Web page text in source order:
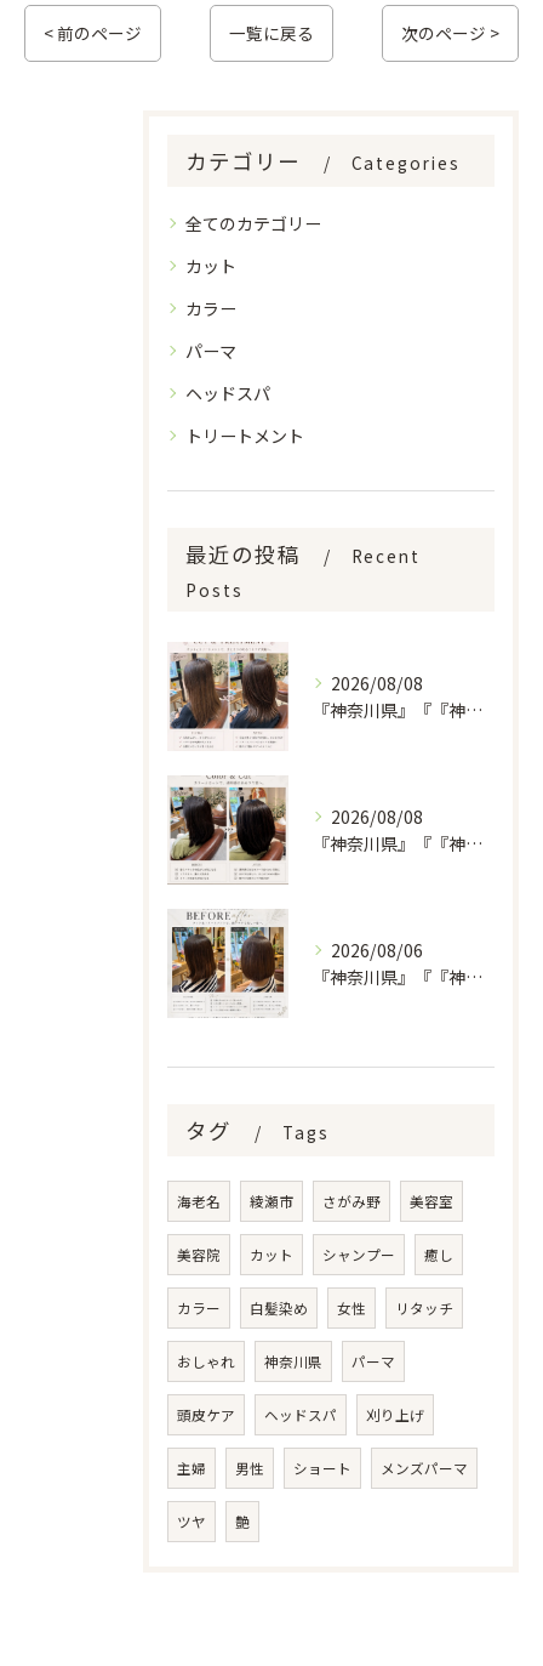
< 前のページ 一覧に戻る 次のページ >
カテゴリー Categories
全てのカテゴリー
カット
カラー
パーマ
ヘッドスパ
トリートメント
最近の投稿
Recent
Posts
2026/08/08
『神奈川県』『『神奈川県』『綾瀬市』『海老名市』『美容室』
2026/08/08
『神奈川県』『『神奈川県』『綾瀬市』『海老名市』『美容室』
2026/08/06
『神奈川県』『『神奈川県』『綾瀬市』『海老名市』『美容室』
タグ Tags
海老名 綾瀬市 さがみ野 美容室
美容院 カット シャンプー 癒し
カラー 白髪染め 女性 リタッチ
おしゃれ 神奈川県 パーマ
頭皮ケア ヘッドスパ 刈り上げ
主婦 男性 ショート メンズパーマ
ツヤ 艶